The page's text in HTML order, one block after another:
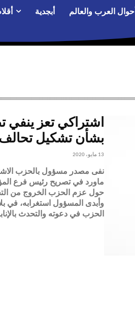
أحوال العرب والعالم أبجدية
اشتراكي تعز
بشأن تشكيل
13 مايو، 2020
نفى مصدر مسؤول بالحزب
ماورد في تصريح رئيس فرع
وأبدى المسؤول استغرابه، في
الحزب في دعوته والتحدث